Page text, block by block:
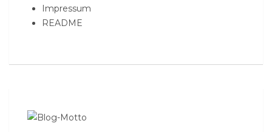
Impressum
README